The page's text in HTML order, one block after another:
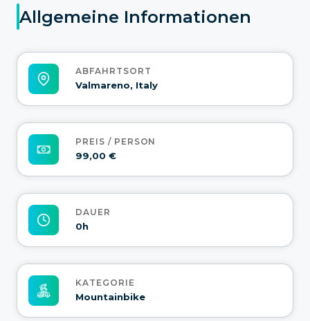
Allgemeine Informationen
ABFAHRTSORT
Valmareno, Italy
PREIS / PERSON
99,00 €
DAUER
0h
KATEGORIE
Mountainbike